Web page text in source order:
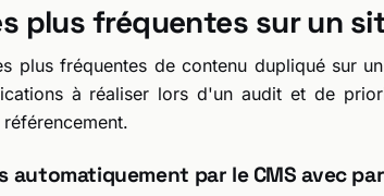
plus fréquentes sur un
plus fréquentes de contenu dupliqué sur
à réaliser lors d'un audit et de
automatiquement par le CMS avec